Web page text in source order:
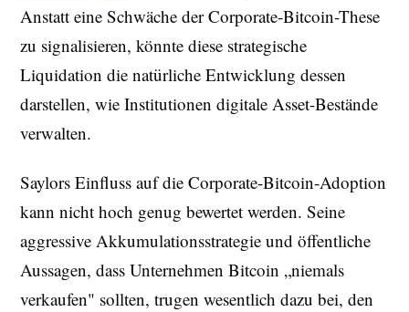
Anstatt eine Schwäche der Corporate-Bitcoin-These
zu signalisieren, könnte diese strategische
Liquidation die natürliche Entwicklung dessen
darstellen, wie Institutionen digitale Asset-Bestände
verwalten.
Saylors Einfluss auf die Corporate-Bitcoin-Adoption
kann nicht hoch genug bewertet werden. Seine
aggressive Akkumulationsstrategie und öffentliche
Aussagen, dass Unternehmen Bitcoin „niemals
verkaufen" sollten, trugen wesentlich dazu bei, den